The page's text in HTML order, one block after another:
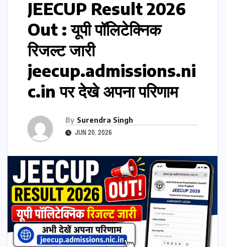
JEECUP Result 2026
Out : यूपी पॉलिटेक्निक
रिजल्ट जारी
jeecup.admissions.ni
c.in पर देखे अपना परिणाम
By Surendra Singh
JUN 20, 2026